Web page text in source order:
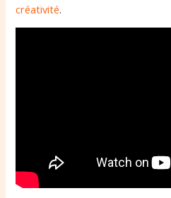
créativité.